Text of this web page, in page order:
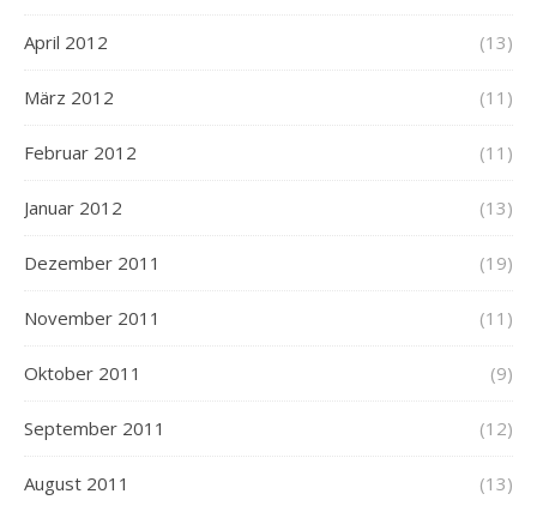
April 2012 (13)
März 2012 (11)
Februar 2012 (11)
Januar 2012 (13)
Dezember 2011 (19)
November 2011 (11)
Oktober 2011 (9)
September 2011 (12)
August 2011 (13)